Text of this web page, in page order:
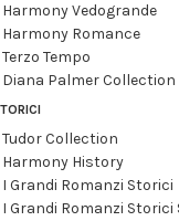
Harmony Vedogrande
Harmony Romance
Terzo Tempo
Diana Palmer Collection
Tudor Collection
Harmony History
I Grandi Romanzi Storici
I Grandi Romanzi Storici